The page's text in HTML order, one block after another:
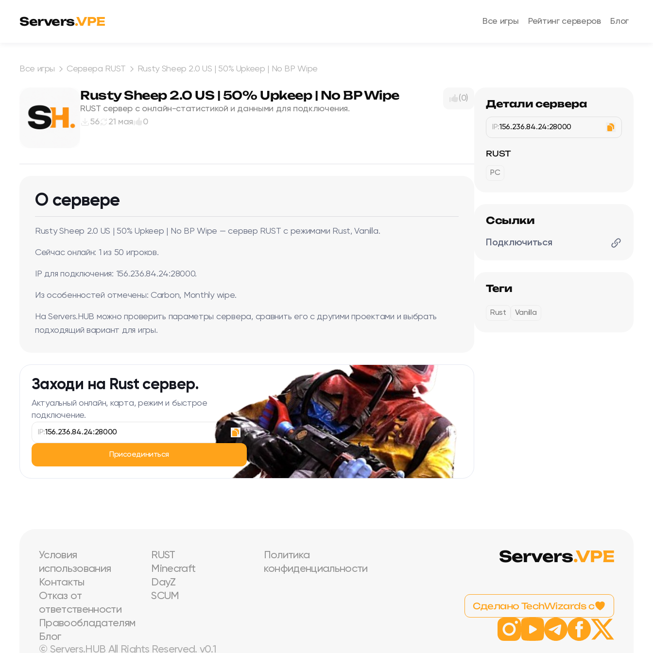
Servers.VPE Все игры Рейтинг серверов Блог
Все игры Сервера RUST Rusty Sheep 2.0 US | 50% Upkeep | No BP Wipe
Rusty Sheep 2.0 US | 50% Upkeep | No BP Wipe
RUST сервер с онлайн-статистикой и данными для подключения.
56
21 мая 0
(0)
О сервере
Rusty Sheep 2.0 US | 50% Upkeep | No BP Wipe — сервер RUST с режимами Rust, Vanilla.
Сейчас онлайн: 1 из 50 игроков.
IP для подключения: 156.236.84.24:28000.
Из особенностей отмечены: Carbon, Monthly wipe.
На Servers.HUB можно проверить параметры сервера, сравнить его с другими проектами и выбрать
подходящий вариант для игры.
Заходи на Rust сервер.
Актуальный онлайн, карта, режим и быстрое
подключение.
IP:156.236.84.24:28000
Присоединиться
Детали сервера
IP:156.236.84.24:28000
RUST
PC
Ссылки
Подключиться
Теги
Rust Vanilla
Условия
использования
Контакты
Отказ от
ответственности
Правообладателям
Блог
RUST
Minecraft
DayZ
SCUM
Политика
конфиденциальности
© Servers.HUB All Rights Reserved. v0.1
Servers.VPE
Сделано TechWizards с